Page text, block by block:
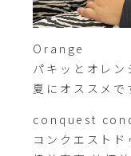
Orange
パキッとオレン
夏にオススメで
conquest
コンクエスト